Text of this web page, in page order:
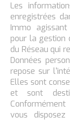
Les
enregistrées
Immo
pour la gestion
du Réseau qui
Données
repose sur
Elles sont
et sont
vous